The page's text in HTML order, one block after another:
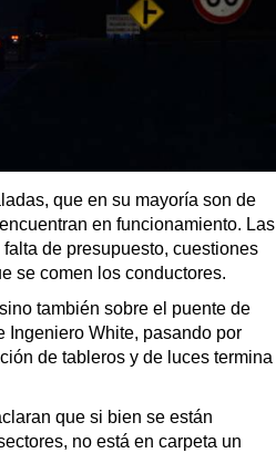
que en su mayoría son de
en funcionamiento. Las
de presupuesto, cuestiones
se comen los conductores.
también sobre el puente de
Ingeniero White, pasando por
de tableros y de luces termina
que si bien se están
no está en carpeta un